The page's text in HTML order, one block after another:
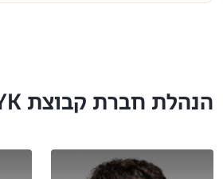
הנהלת חברת קבוצת RAYK